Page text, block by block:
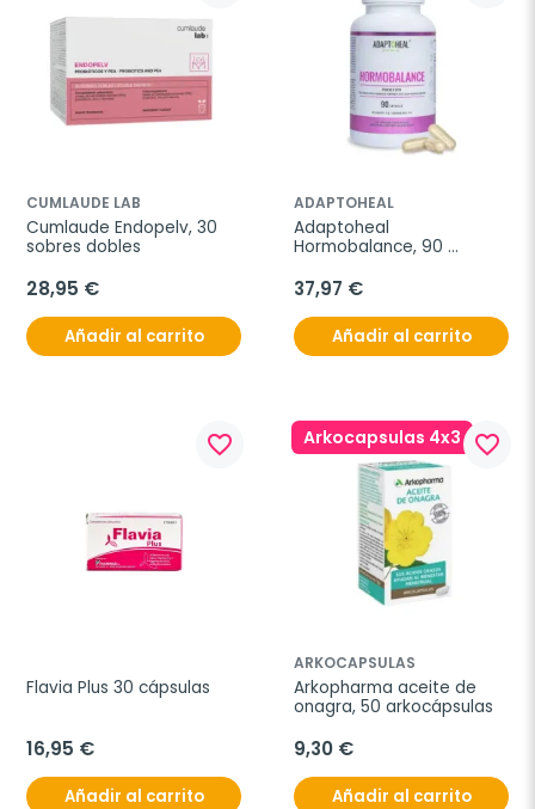
CUMLAUDE LAB
Cumlaude Endopelv, 30
sobres dobles
28,95 €
Añadir al carrito
ADAPTOHEAL
Adaptoheal
Hormobalance, 90
37,97 €
Añadir al carrito
favorite_border
Flavia Plus 30 cápsulas
16,95 €
Añadir al carrito
Arkocapsulas 4x3 favorite_border
ARKOCAPSULAS
Arkopharma aceite de
onagra, 50 arkocápsulas
9,30 €
Añadir al carrito